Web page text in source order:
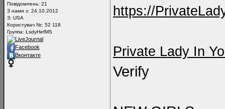
Повідомлень: 21
З нами з: 24.10.2012
З: USA
Користувач №: 52 118
Группа: LsdyHefMS
LiveJournal
Facebook
Вконтакте
https://
Private Lady In
Verify